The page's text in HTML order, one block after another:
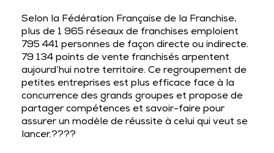
Selon la Fédération Française de la Franchise,
plus de 1 965 réseaux de franchises emploient
795 441 personnes de façon directe ou indirecte.
79 134 points de vente franchisés arpentent
aujourd’hui notre territoire. Ce regroupement de
petites entreprises est plus efficace face à la
concurrence des grands groupes et propose de
partager compétences et savoir-faire pour
assurer un modèle de réussite à celui qui veut se
lancer.????